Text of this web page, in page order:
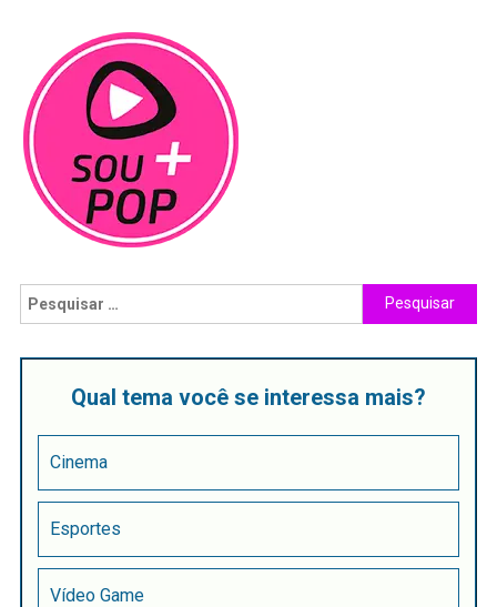
Qual tema você se interessa mais?
Cinema
Esportes
Vídeo Game